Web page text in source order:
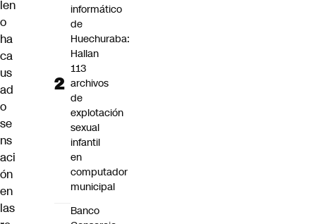
len
o
ha
ca
us
ad
o
se
ns
aci
ón
en
las
informático
de
Huechuraba:
Hallan
113
archivos
de
explotación
sexual
infantil
en
computador
municipal
Banco